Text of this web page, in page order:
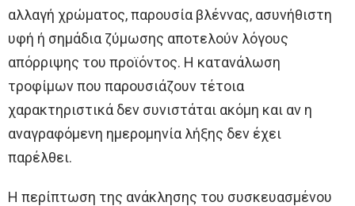
αλλαγή χρώματος, παρουσία βλέννας, ασυνήθιστη
υφή ή σημάδια ζύμωσης αποτελούν λόγους
απόρριψης του προϊόντος. Η κατανάλωση
τροφίμων που παρουσιάζουν τέτοια
χαρακτηριστικά δεν συνιστάται ακόμη και αν η
αναγραφόμενη ημερομηνία λήξης δεν έχει
παρέλθει.
Η περίπτωση της ανάκλησης του συσκευασμένου